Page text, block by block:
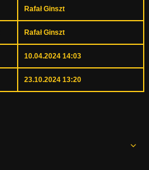
Rafał Ginszt
Rafał Ginszt
10.04.2024 14:03
23.10.2024 13:20